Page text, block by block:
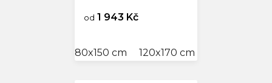
od 1 943 Kč
80x150 cm 120x170 cm